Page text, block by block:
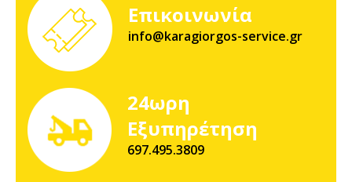
Επικοινωνία
info@karagiorgos-service.gr
24ωρη
Εξυπηρέτηση
697.495.3809